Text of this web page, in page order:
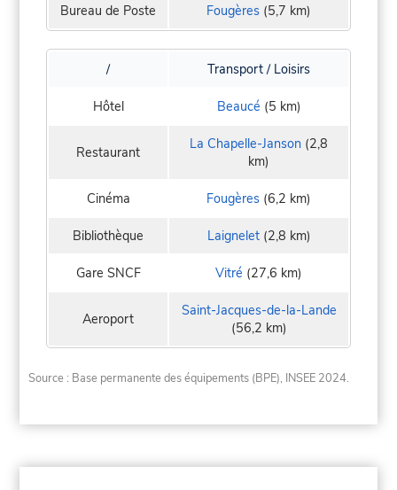
Bureau de Poste Fougères (5,7 km)
/ Transport / Loisirs
Hôtel Beaucé (5 km)
Restaurant La Chapelle-Janson (2,8
km)
Cinéma Fougères (6,2 km)
Bibliothèque Laignelet(2,8 km)
Gare SNCF Vitré (27,6 km)
Aeroport
Saint-Jacques-de-la-Lande
(56,2 km)
Source : Base permanente des équipements (BPE), INSEE 2024.